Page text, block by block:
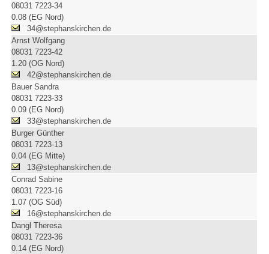
08031 7223-34
0.08 (EG Nord)
34@stephanskirchen.de
Arnst Wolfgang
08031 7223-42
1.20 (OG Nord)
42@stephanskirchen.de
Bauer Sandra
08031 7223-33
0.09 (EG Nord)
33@stephanskirchen.de
Burger Günther
08031 7223-13
0.04 (EG Mitte)
13@stephanskirchen.de
Conrad Sabine
08031 7223-16
1.07 (OG Süd)
16@stephanskirchen.de
Dangl Theresa
08031 7223-36
0.14 (EG Nord)